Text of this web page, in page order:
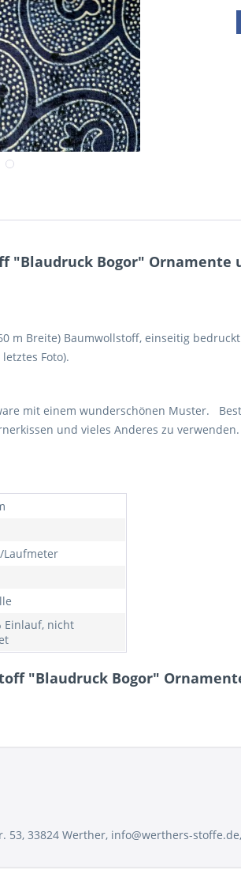
Bogor" Ornamente
m Breite) Baumwollstoff, einseitig
Foto).
mit einem wunderschönen Muster.
und vieles Anderes zu verwenden.
Laufmeter
Einlauf, nicht
"Blaudruck Bogor"
53, 33824 Werther, info@werthers-